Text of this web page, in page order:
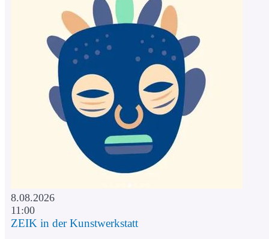
8.08.2026
11:00
ZEIK in der Kunstwerkstatt